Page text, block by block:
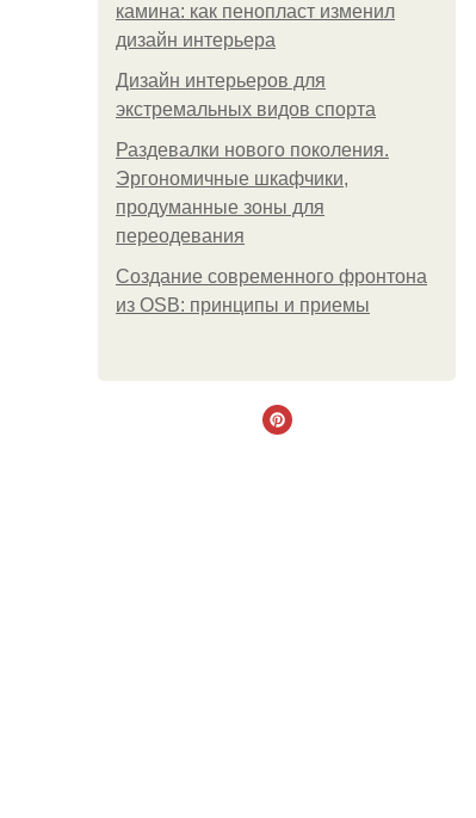
камина: как пенопласт изменил
дизайн интерьера
Дизайн интерьеров для
экстремальных видов спорта
Раздевалки нового поколения.
Эргономичные шкафчики,
продуманные зоны для
переодевания
Создание современного фронтона
из OSB: принципы и приемы